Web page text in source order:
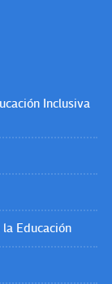
Inclusiva
Educación